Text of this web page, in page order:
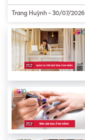
Trang Huỳnh - 30/07/2026